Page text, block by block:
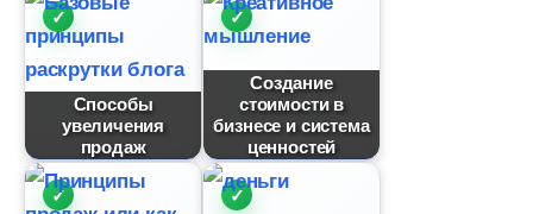
Способы
увеличения
продаж
Создание
стоимости
изнесе и система
ценностей